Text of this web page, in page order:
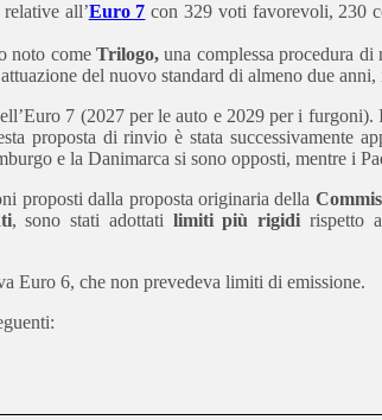
all’Euro 7 con 329 voti favorevoli, 230
noto come Trilogo,una complessa procedura
del nuovo standard di almeno due
7 (2027 per le auto e 2029 per i
proposta di rinvio è stata successivamente
e la Danimarca si sono opposti, mentre i
proposti dalla proposta originaria della
, sono stati adottati limiti più rigidi rispetto
Euro 6, che non prevedeva limiti di emissione.